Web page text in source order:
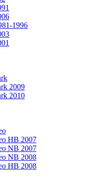
1996
2009
2010
HB 2007
NB 2007
NB 2008
HB 2008